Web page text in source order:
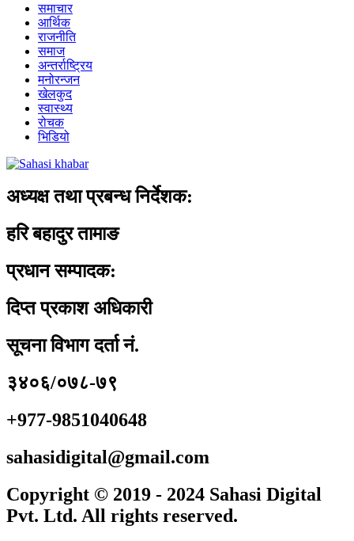
समाचार
आर्थिक
राजनीति
समाज
अन्तर्राष्ट्रिय
मनोरन्जन
खेलकुद
स्वास्थ्य
रोचक
भिडियो
अध्यक्ष तथा प्रबन्ध निर्देशक:
हरि बहादुर तामाङ
प्रधान सम्पादक:
दिप्त प्रकाश अधिकारी
सूचना विभाग दर्ता नं.
३४०६/०७८-७९
+977-9851040648
sahasidigital@gmail.com
Copyright © 2019 - 2024 Sahasi Digital
Pvt. Ltd. All rights reserved.